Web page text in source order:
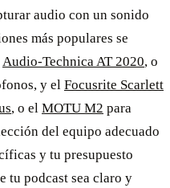
audio con un sonido
más populares se
Audio-Technica AT 2020, o
y el Focusrite Scarlett
, o el MOTU M2 para
del equipo adecuado
y tu presupuesto
tu podcast sea claro y